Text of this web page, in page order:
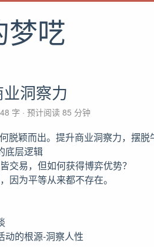
梦呓
洞察力
字 预计阅读 85 分钟
脱颖而出。提升商业洞察力，摆脱
底层逻辑
交易，但如何获得博弈优势？
因为平等从来都不存在。
动的根源-洞察人性